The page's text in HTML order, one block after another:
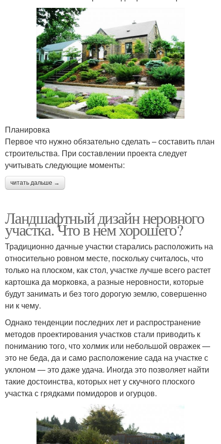
Планировка
Первое что нужно обязательно сделать – составить план
строительства. При составлении проекта следует
учитывать следующие моменты:
читать дальше →
Ландшафтный дизайн неровного
участка. Что в нем хорошего?
Традиционно дачные участки старались расположить на
относительно ровном месте, поскольку считалось, что
только на плоском, как стол, участке лучше всего растет
картошка да морковка, а разные неровности, которые
будут занимать и без того дорогую землю, совершенно
ни к чему.
Однако тенденции последних лет и распространение
методов проектирования участков стали приводить к
пониманию того, что холмик или небольшой овражек —
это не беда, да и само расположение сада на участке с
уклоном — это даже удача. Иногда это позволяет найти
такие достоинства, которых нет у скучного плоского
участка с грядками помидоров и огурцов.